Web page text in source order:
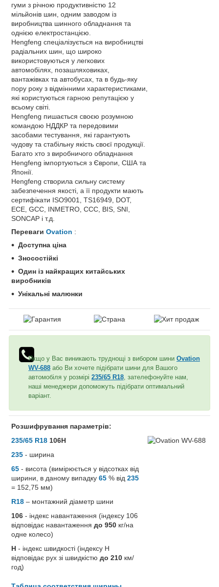
гуми з річною продуктивністю 12
мільйонів шин, одним заводом із
виробництва шинного обладнання та
однією електростанцією.
Hengfeng спеціалізується на виробництві
радіальних шин, що широко
використовуються у легкових
автомобілях, позашляховиках,
вантажівках та автобусах, та в будь-яку
пору року з відмінними характеристиками,
які користуються гарною репутацією у
всьому світі.
Hengfeng пишається своєю розумною
командою НДДКР та передовими
засобами тестування, які гарантують
чудову та стабільну якість своєї продукції.
Багато хто з виробничого обладнання
Hengfeng імпортуються з Європи, США та
Японії.
Hengfeng створила сильну систему
забезпечення якості, а її продукти мають
сертифікати ISO9001, TS16949, DOT,
ECE, GCC, INMETRO, CCC, BIS, SNI,
SONCAP і т.д.
Переваги Ovation :
Доступна ціна
Зносостійкі
Один із найкращих китайських
виробників
Унікальні малюнки
Якщо у Вас виникають труднощі з вибором шини Ovation
WV-688 або Ви хочете підібрати шини для Вашого
автомобіля у розмірі 235/65 R18 , зателефонуйте нам,
наші менеджери допоможуть підібрати оптимальний
варіант.
Розшифрування параметрів:
235/65 R18 106H
235 - ширина
65 - висота (вимірюється у відсотках від
ширини, в даному випадку 65 % від 235
= 152,75 мм)
R18 – монтажний діаметр шини
106 - індекс навантаження (індексу 106
відповідає навантаження до 950 кг/на
одне колесо)
H - індекс швидкості (індексу H
відповідає рух зі швидкістю до 210 км/
год)